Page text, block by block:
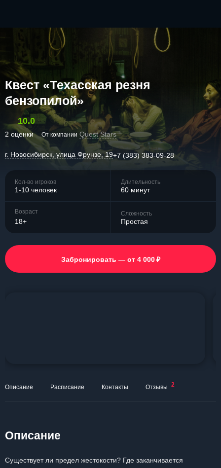
Квест «Техасская резня
бензопилой»
10.0
2 оценки От компании Quest Stars
г. Новосибирск, улица Фрунзе, 19+7 (383) 383-09-28
Кол-во игроков
1-10 человек
Длительность
60 минут
Возраст
18+
Сложность
Простая
Забронировать — от 4 000 ₽
Описание Расписание Контакты Отзывы 2
Описание
Существует ли предел жестокости? Где заканчивается